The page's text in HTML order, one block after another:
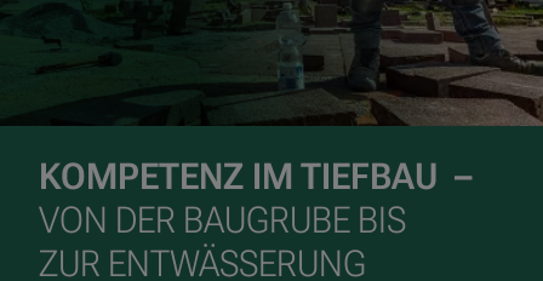
KOMPETENZ IM TIEFBAU –
VON DER BAUGRUBE BIS
ZUR ENTWÄSSERUNG